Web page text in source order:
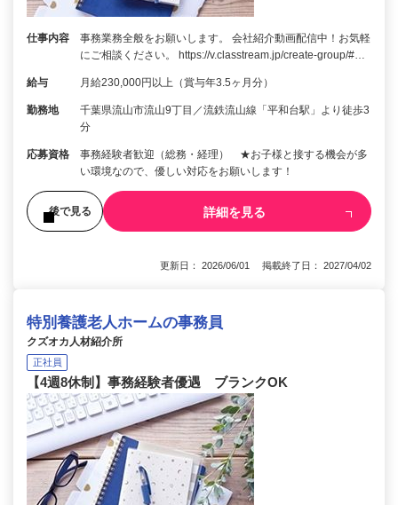
仕事内容
事務業務全般をお願いします。 会社紹介動画配信中！お気軽
にご相談ください。 https://v.classtream.jp/create-group/#…
給与 月給230,000円以上（賞与年3.5ヶ月分）
勤務地
千葉県流山市流山9丁目／流鉄流山線「平和台駅」より徒歩3
分
応募資格
事務経験者歓迎（総務・経理） ★お子様と接する機会が多
い環境なので、優しい対応をお願いします！
後で見る 詳細を見る
更新日： 2026/06/01 掲載終了日： 2027/04/02
特別養護老人ホームの事務員
クズオカ人材紹介所
正社員
【4週8休制】事務経験者優遇 ブランクOK